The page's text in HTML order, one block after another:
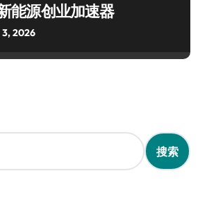
能源创业加速器
3, 2026